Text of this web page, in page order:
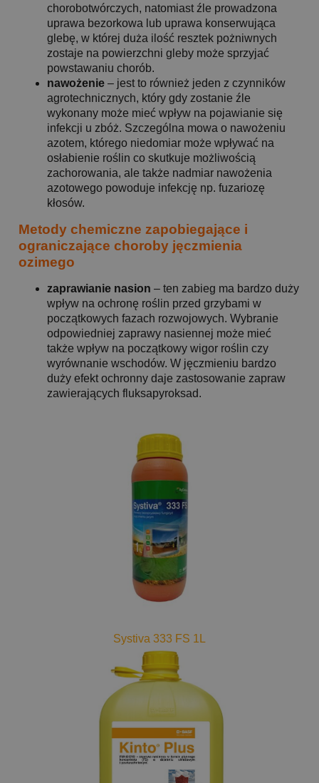
chorobotwórczych, natomiast źle prowadzona
uprawa bezorkowa lub uprawa konserwująca
glebę, w której duża ilość resztek pożniwnych
zostaje na powierzchni gleby może sprzyjać
powstawaniu chorób.
nawożenie – jest to również jeden z czynników
agrotechnicznych, który gdy zostanie źle
wykonany może mieć wpływ na pojawianie się
infekcji u zbóż. Szczególna mowa o nawożeniu
azotem, którego niedomiar może wpływać na
osłabienie roślin co skutkuje możliwością
zachorowania, ale także nadmiar nawożenia
azotowego powoduje infekcję np. fuzariozę
kłosów.
Metody chemiczne zapobiegające i
ograniczające choroby jęczmienia
ozimego
zaprawianie nasion – ten zabieg ma bardzo duży
wpływ na ochronę roślin przed grzybami w
początkowych fazach rozwojowych. Wybranie
odpowiedniej zaprawy nasiennej może mieć
także wpływ na początkowy wigor roślin czy
wyrównanie wschodów. W jęczmieniu bardzo
duży efekt ochronny daje zastosowanie zapraw
zawierających fluksapyroksad.
Systiva 333 FS 1L